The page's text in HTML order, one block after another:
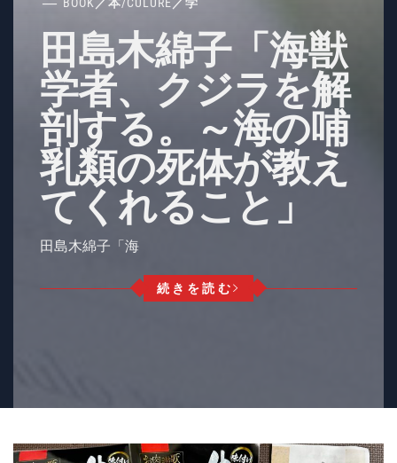
田島木綿子「海獣
学者、クジラを解
剖する。～海の哺
乳類の死体が教え
てくれること」
田島木綿子「海
続きを読む